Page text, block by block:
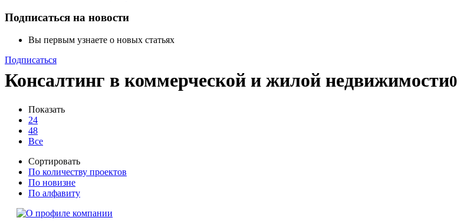
Подписаться на новости
Вы первым узнаете о новых статьях
Подписаться
Консалтинг в коммерческой и жилой недвижимости0
Показать
24
48
Все
Сортировать
По количеству проектов
По новизне
По алфавиту